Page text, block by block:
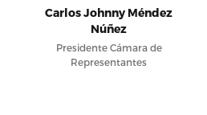
Carlos Johnny Méndez
Núñez
Presidente Cámara de
Representantes